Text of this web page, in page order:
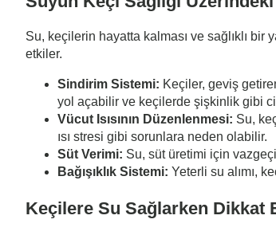
Su, keçilerin hayatta kalması ve sağlıklı
etkiler.
Sindirim Sistemi: Keçiler, geviş
yol açabilir ve keçilerde şişkinlik gibi
Vücut Isısının Düzenlenmesi: Su,
ısı stresi gibi sorunlara neden olabilir.
Süt Verimi: Su, süt üretimi için
Bağışıklık Sistemi: Yeterli su alımı,
Keçilere Su Sağlarken Dikkat